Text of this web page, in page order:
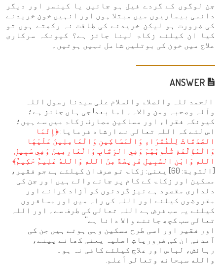
جن لوگوں کے گردے فیل ہو جائیں یا کینسر اور دیگر
دائمی بیماریوں میں مبتلا ہوں اور انہیں خون خریدنے
کی ضرورت ہو لیکن خریدنے کی طاقت نہ رکھتے ہوں تو
کیا ان کیلئے زکاۃ لینا جائز ہے؟ کیونکہ سرکاری
علاج میں خون کی بوتلیں شامل نہیں ہوتیں۔
الحمد للہ والصلاۃ والسلام علی سیدنا رسول اللہ
وآلہ وصحبہ ومن والاہ۔ اما بعد! جی ہاں جائز ہے؛
کیونکہ فقراء اور مساکین مصارف زکاۃ میں سے ہیں؛
اس لئے کہ اللہ تعالی نے ارشاد فرمایا: ﴿إِنَّمَا
الصَّدَقَاتُ لِلْفُقَرَاءِ وَالْمَسَاكِينِ وَالْعَامِلِينَ عَلَيْهَا
وَالْمُؤَلَّفَةِ قُلُوبُهُمْ وَفِي الرِّقَابِ وَالْغَارِمِينَ وَفِي سَبِيلِ
اللهِ وَابْنِ السَّبِيلِ فَرِيضَةً مِنَ اللهِ وَاللهُ عَلِيمٌ حَكِيمٌ﴾
[التوبة: 60] یعنی: زکاۃ تو صرف ان کیلئے ہے جو فقیر،
مسکین اور زکاۃ کے کام پر جانے والے ہیں اور جن کی
دلداری مقصود ہے نیز گردنوں کو آزاد کرانے اور
مقروضوں کیلئے اور اللہ کی راہ میں اور مسافروں
کیلئے یہ سب فرض ہے اللہ تعالی کی طرف سے۔ اور اللہ
تعالی سب کچھ جاننے والا دانا ہے''
اور فقیر اور اسی طرح مسکین وہی ہوتے ہیں جن کی
آمدنی ان کی ضروریاتِ اصلیہ یعنی کھانے پینے،
رہائش، لباس اور علاج کیلئے کافی نہ ہو۔
والله سبحانه وتعالى أعلم.